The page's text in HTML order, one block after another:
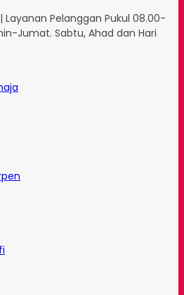
Pelanggan Pukul 08.00-
Jumat. Sabtu, Ahad dan Hari